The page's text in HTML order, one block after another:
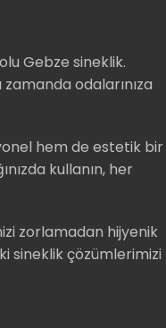
Gebze sineklik.
odalarınıza
hem de estetik bir
kullanın, her
zorlamadan hijyenik
sineklik çözümlerimizi